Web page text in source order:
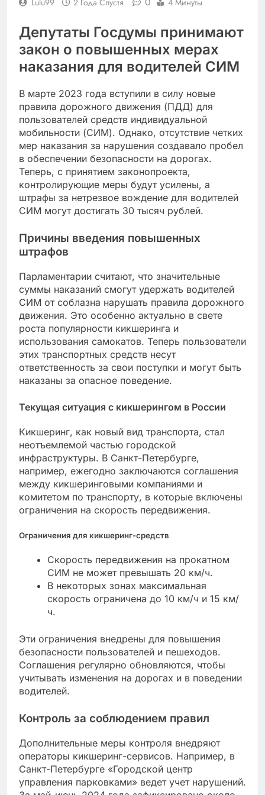
Депутаты Госдумы принимают
закон о повышенных мерах
наказания для водителей СИМ
В марте 2023 года вступили в силу новые
правила дорожного движения (ПДД) для
пользователей средств индивидуальной
мобильности (СИМ). Однако, отсутствие четких
мер наказания за нарушения создавало пробел
в обеспечении безопасности на дорогах.
Теперь, с принятием законопроекта,
контролирующие меры будут усилены, а
штрафы за нетрезвое вождение для водителей
СИМ могут достигать 30 тысяч рублей.
Причины введения повышенных
штрафов
Парламентарии считают, что значительные
суммы наказаний смогут удержать водителей
СИМ от соблазна нарушать правила дорожного
движения. Это особенно актуально в свете
роста популярности кикшеринга и
использования самокатов. Теперь пользователи
этих транспортных средств несут
ответственность за свои поступки и могут быть
наказаны за опасное поведение.
Текущая ситуация с кикшерингом в России
Кикшеринг, как новый вид транспорта, стал
неотъемлемой частью городской
инфраструктуры. В Санкт-Петербурге,
например, ежегодно заключаются соглашения
между кикшеринговыми компаниями и
комитетом по транспорту, в которые включены
ограничения на скорость передвижения.
Ограничения для кикшеринг-средств
Скорость передвижения на прокатном
СИМ не может превышать 20 км/ч.
В некоторых зонах максимальная
скорость ограничена до 10 км/ч и 15 км/
ч.
Эти ограничения внедрены для повышения
безопасности пользователей и пешеходов.
Соглашения регулярно обновляются, чтобы
учитывать изменения на дорогах и в поведении
водителей.
Контроль за соблюдением правил
Дополнительные меры контроля внедряют
операторы кикшеринг-сервисов. Например, в
Санкт-Петербурге «Городской центр
управления парковками» ведет учет нарушений.